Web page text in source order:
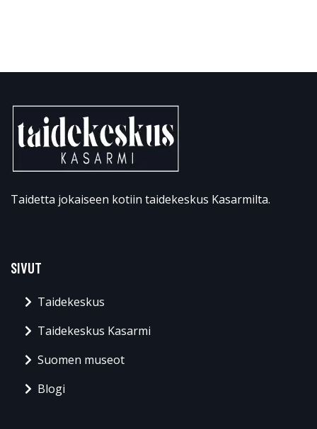
Taidetta jokaiseen kotiin taidekeskus Kasarmilta.
SIVUT
Taidekeskus
Taidekeskus Kasarmi
Suomen museot
Blogi